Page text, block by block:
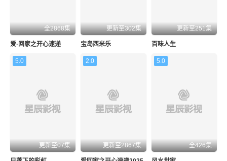
全2868集
爱·回家之开心速递
更新至302集
宝岛西米乐
更新至251集
百味人生
5.0
更新至07集
2.0
更新至2867集
5.0
全426集